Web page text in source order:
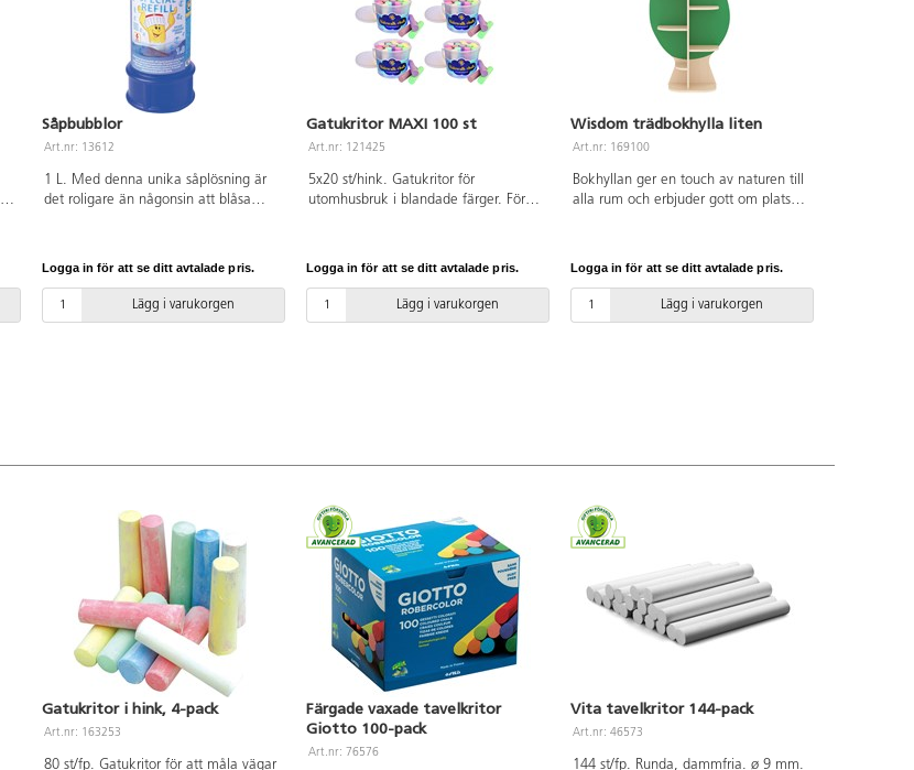
Såpbubblor
Art.nr: 13612
1 L. Med denna unika såplösning är
det roligare än någonsin att blåsa
Logga in för att se ditt avtalade pris.
Lägg i varukorgen
Gatukritor MAXI 100 st
Art.nr: 121425
5x20 st/hink. Gatukritor för
utomhusbruk i blandade färger. För
Logga in för att se ditt avtalade pris.
Lägg i varukorgen
Wisdom trädbokhylla liten
Art.nr: 169100
Bokhyllan ger en touch av naturen till
alla rum och erbjuder gott om plats
Logga in för att se ditt avtalade pris.
Lägg i varukorgen
Gatukritor i hink, 4-pack
Art.nr: 163253
80 st/fp. Gatukritor för att måla vägar
Färgade vaxade tavelkritor
Giotto 100-pack
Art.nr: 76576
Vita tavelkritor 144-pack
Art.nr: 46573
144 st/fp. Runda, dammfria. ø 9 mm.